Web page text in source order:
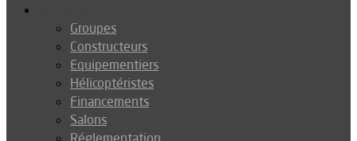
Groupes
Constructeurs
Equipementiers
Hélicoptéristes
Financements
Salons
Réglementation